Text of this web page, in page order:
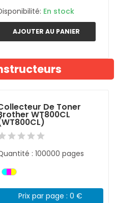
En stock
AJOUTER AU PANIER
De Toner
WT800CL
: 100000 pages
Prix par page : 0 €